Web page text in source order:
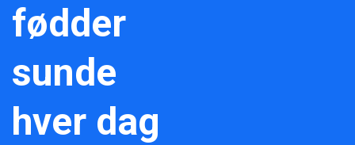
fødder
sunde
hver dag